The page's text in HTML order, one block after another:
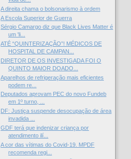
A direita chama o bolsonarismo à ordem
A Escola Superior de Guerra
Sérgio Camargo diz que Black Lives Matter é
um 'li...
ATÉ “QUINTERIZAÇÃO”! MÉDICOS DE
HOSPITAL DE CAMPAN...
DIRETOR DE OS INVESTIGADA FOI O
QUINTO MAIOR DOADO...
Aparelhos de refrigeração mais eficientes
podem re...
Deputados aprovam PEC do novo Fundeb
em 1º turno, ...
DF: Justiça suspende desocupação de área
invadida ...
GDF terá que indenizar criança por
atendimento ilí...
A cor das vítimas do Covid-19. MPDF
recomenda regi...